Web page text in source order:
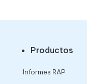
Productos
Informes RAP